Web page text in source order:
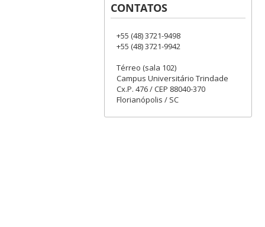
CONTATOS
+55 (48) 3721-9498
+55 (48) 3721-9942
Térreo (sala 102)
Campus Universitário Trindade
Cx.P. 476 / CEP 88040-370
Florianópolis / SC